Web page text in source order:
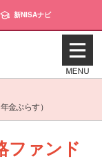
新NISAナビ
金ぷらす）
ファンド